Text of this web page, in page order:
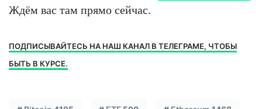
Ждём вас там прямо сейчас.
ПОДПИСЫВАЙТЕСЬ НА НАШ КАНАЛ В ТЕЛЕГРАМЕ, ЧТОБЫ
БЫТЬ В КУРСЕ.